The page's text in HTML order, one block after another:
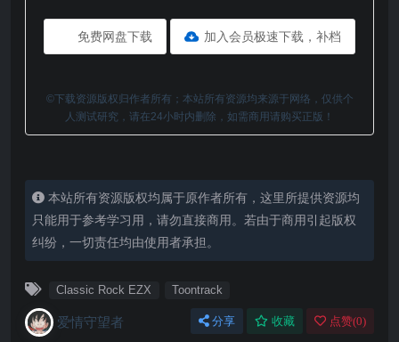
免费网盘下载 加入会员极速下载，补档
©下载资源版权归作者所有；本站所有资源均来源于网络，仅供个
人测试研究，请在24小时内删除，如需商用请购买正版！
本站所有资源版权均属于原作者所有，这里所提供资源均
只能用于参考学习用，请勿直接商用。若由于商用引起版权
纠纷，一切责任均由使用者承担。
Classic Rock EZX Toontrack
爱情守望者 分享 收藏 点赞(0)